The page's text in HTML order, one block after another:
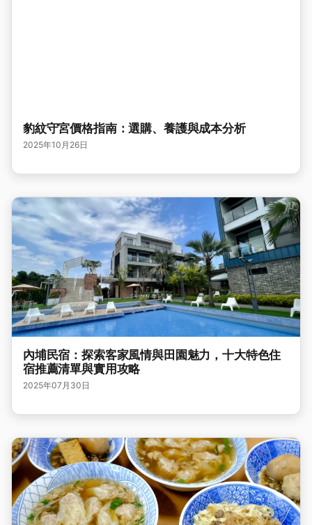
豹紋守宮價格指南：選購、養護與成本分析
2025年10月26日
內埔民宿：探索客家風情與田園魅力，十大特色住
宿推薦清單與實用攻略
2025年07月30日